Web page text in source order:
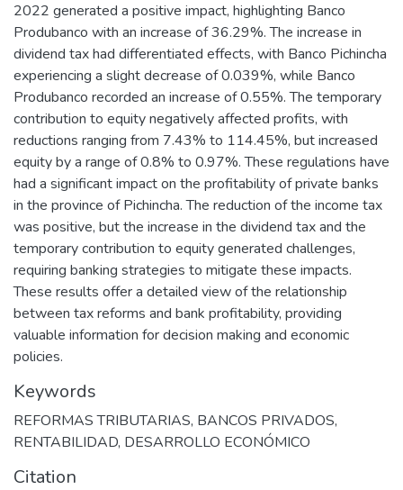
2022 generated a positive impact, highlighting Banco
Produbanco with an increase of 36.29%. The increase in
dividend tax had differentiated effects, with Banco Pichincha
experiencing a slight decrease of 0.039%, while Banco
Produbanco recorded an increase of 0.55%. The temporary
contribution to equity negatively affected profits, with
reductions ranging from 7.43% to 114.45%, but increased
equity by a range of 0.8% to 0.97%. These regulations have
had a significant impact on the profitability of private banks
in the province of Pichincha. The reduction of the income tax
was positive, but the increase in the dividend tax and the
temporary contribution to equity generated challenges,
requiring banking strategies to mitigate these impacts.
These results offer a detailed view of the relationship
between tax reforms and bank profitability, providing
valuable information for decision making and economic
policies.
Keywords
REFORMAS TRIBUTARIAS, BANCOS PRIVADOS,
RENTABILIDAD, DESARROLLO ECONÓMICO
Citation